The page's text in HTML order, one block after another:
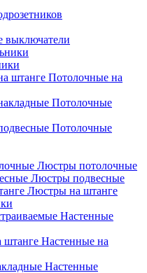
выключатели
Потолочные на
Потолочные
Потолочные
Люстры потолочные
Люстры подвесные
Люстры на штанге
Настенные
Настенные на
Настенные